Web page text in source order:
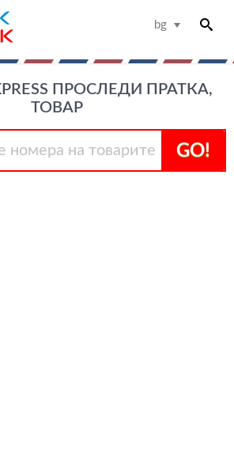
bg
ПРОСЛЕДИ ПРАТКА,
ТОВАР
GO!